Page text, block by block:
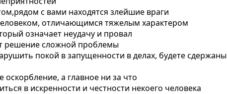
с вами находятся злейшие враги
отличающимся тяжелым характером
означает неудачу и провал
решение сложной проблемы
покой в​ запущенности в делах,​ будете сдержаны
а главное ни за что
в искренности и честности некоего человека